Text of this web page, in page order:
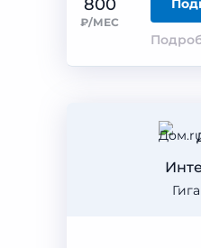
800
₽/МЕС